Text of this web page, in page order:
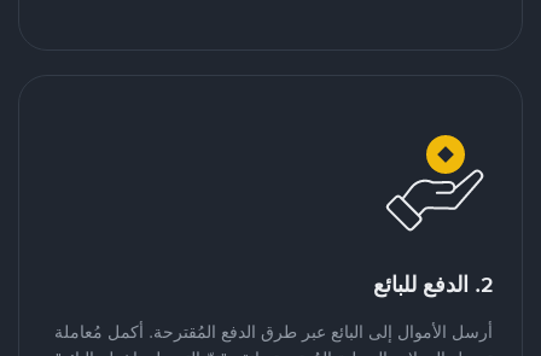
2. الدفع للبائع
أرسل الأموال إلى البائع عبر طرق الدفع المُقترحة. أكمل مُعاملة